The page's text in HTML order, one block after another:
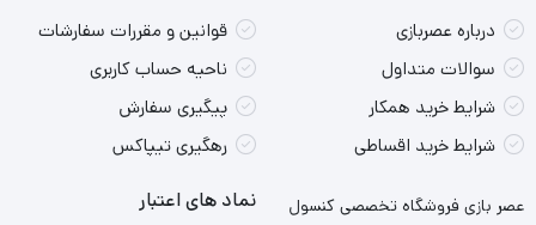
درباره عصربازی
سوالات متداول
شرایط خرید همکار
شرایط خرید اقساطی
قوانین و مقررات سفارشات
ناحیه حساب کاربری
پیگیری سفارش
رهگیری تیپاکس
عصر بازی فروشگاه تخصصی کنسول
نماد های اعتبار